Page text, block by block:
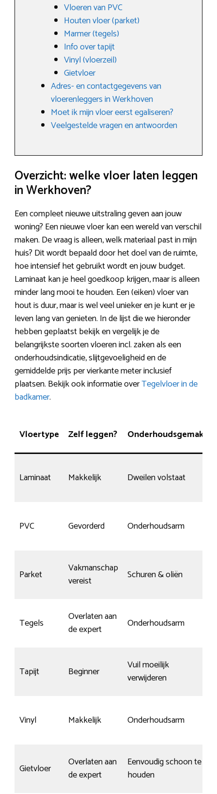
Vloeren van PVC
Houten vloer (parket)
Marmer (tegels)
Info over tapijt
Vinyl (vloerzeil)
Gietvloer
Adres- en contactgegevens van
vloerenleggers in Werkhoven
Moet ik mijn vloer eerst egaliseren?
Veelgestelde vragen en antwoorden
Overzicht: welke vloer laten leggen
in Werkhoven?
Een compleet nieuwe uitstraling geven aan jouw
woning? Een nieuwe vloer kan een wereld van verschil
maken. De vraag is alleen, welk materiaal past in mijn
huis? Dit wordt bepaald door het doel van de ruimte,
hoe intensief het gebruikt wordt en jouw budget.
Laminaat kan je heel goedkoop krijgen, maar is alleen
minder lang mooi te houden. Een (eiken) vloer van
hout is duur, maar is wel veel unieker en je kunt er je
leven lang van genieten. In de lijst die we hieronder
hebben geplaatst bekijk en vergelijk je de
belangrijkste soorten vloeren incl. zaken als een
onderhoudsindicatie, slijtgevoeligheid en de
gemiddelde prijs per vierkante meter inclusief
plaatsen. Bekijk ook informatie overTegelvloer in de
badkamer.
Vloertype Zelf leggen? Onderhoudsgemak
Laminaat Makkelijk Dweilen volstaat
PVC Gevorderd Onderhoudsarm
Parket
Vakmanschap
vereist
Schuren & oliën
Tegels
Overlaten aan
de expert
Onderhoudsarm
Tapijt Beginner
Vuil moeilijk
verwijderen
Vinyl Makkelijk Onderhoudsarm
Gietvloer
Overlaten aan
de expert
Eenvoudig schoon te
houden